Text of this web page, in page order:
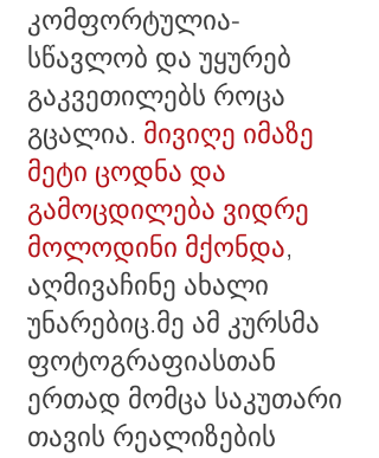
კომფორტულია-
სწავლობ და უყურებ
გაკვეთილებს როცა
გცალია. მივიღე იმაზე
მეტი ცოდნა და
გამოცდილება ვიდრე
მოლოდინი მქონდა,
აღმივაჩინე ახალი
უნარებიც.მე ამ კურსმა
ფოტოგრაფიასთან
ერთად მომცა საკუთარი
თავის რეალიზების